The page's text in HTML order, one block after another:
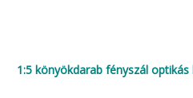
1:5 könyökdarab fényszál optikás